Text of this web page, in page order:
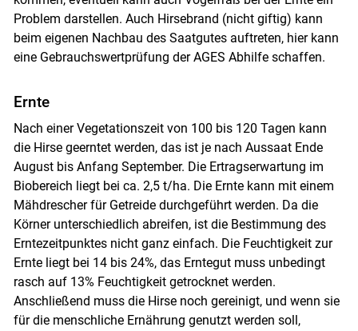
Problem darstellen. Auch Hirsebrand (nicht giftig) kann
beim eigenen Nachbau des Saatgutes auftreten, hier kann
eine Gebrauchswertprüfung der AGES Abhilfe schaffen.
Ernte
Nach einer Vegetationszeit von 100 bis 120 Tagen kann
die Hirse geerntet werden, das ist je nach Aussaat Ende
August bis Anfang September. Die Ertragserwartung im
Biobereich liegt bei ca. 2,5 t/ha. Die Ernte kann mit einem
Mähdrescher für Getreide durchgeführt werden. Da die
Körner unterschiedlich abreifen, ist die Bestimmung des
Erntezeitpunktes nicht ganz einfach. Die Feuchtigkeit zur
Ernte liegt bei 14 bis 24%, das Erntegut muss unbedingt
rasch auf 13% Feuchtigkeit getrocknet werden.
Anschließend muss die Hirse noch gereinigt, und wenn sie
für die menschliche Ernährung genutzt werden soll,